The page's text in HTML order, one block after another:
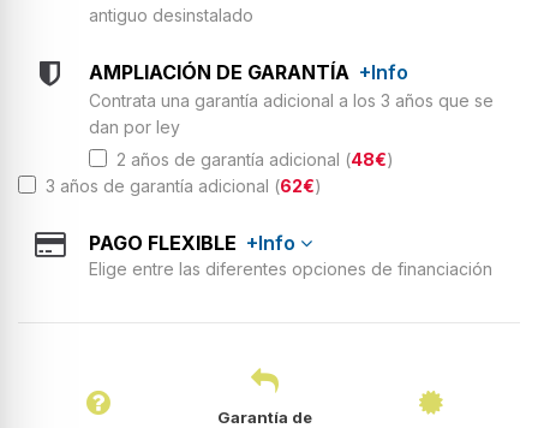
antiguo desinstalado
AMPLIACIÓN DE GARANTÍA +Info
Contrata una garantía adicional a los 3 años que se
dan por ley
2 años de garantía adicional (48€)
3 años de garantía adicional (62€)
PAGO FLEXIBLE +Info
Elige entre las diferentes opciones de financiación
Garantía de